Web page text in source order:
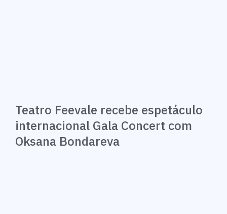
Teatro Feevale recebe espetáculo
internacional Gala Concert com
Oksana Bondareva